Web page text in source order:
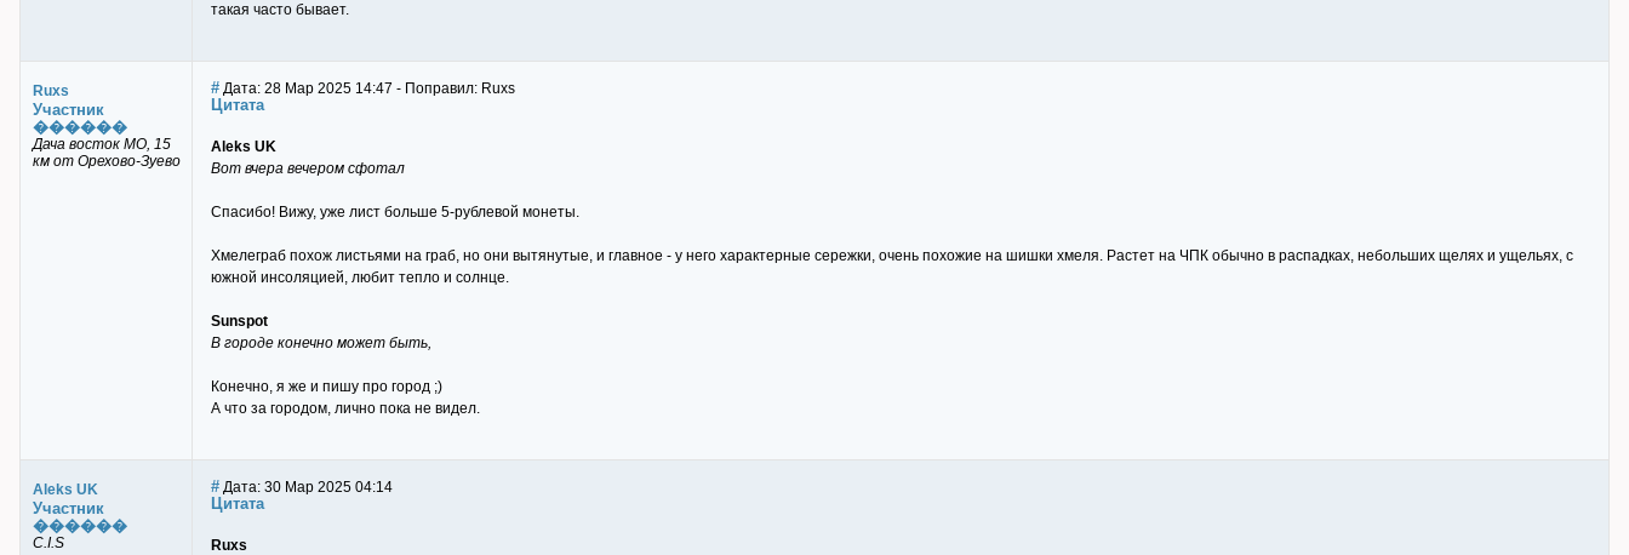
такая часто бывает.
Ruxs
Участник
������
Дача восток МО, 15
км от Орехово-Зуево
# Дата: 28 Мар 2025 14:47 - Поправил: Ruxs
Цитата
Aleks UK
Вот вчера вечером сфотал
Спасибо! Вижу, уже лист больше 5-рублевой монеты.
Хмелеграб похож листьями на граб, но они вытянутые, и главное - у него характерные сережки, очень похожие на шишки хмеля. Растет на ЧПК обычно в распадках, небольших щелях и ущельях, с
южной инсоляцией, любит тепло и солнце.
Sunspot
В городе конечно может быть,
Конечно, я же и пишу про город ;)
А что за городом, лично пока не видел.
Aleks UK
Участник
������
C.I.S
# Дата: 30 Мар 2025 04:14
Цитата
Ruxs